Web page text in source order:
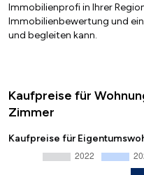
Immobilienprofi in Ihrer
Immobilienbewertung und
und begleiten kann.
Kaufpreise für
Zimmer
Kaufpreise für